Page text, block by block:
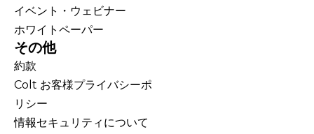
イベント・ウェビナー
ホワイトペーパー
その他
約款
Colt お客様プライバシーポ
リシー
情報セキュリティについて